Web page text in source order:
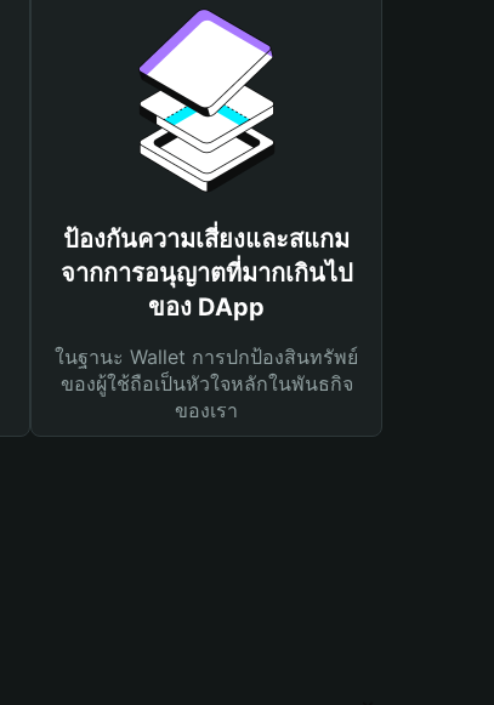
ป้องกันความเสี่ยงและสแกม
จากการอนุญาตที่มากเกินไป
ของ DApp
ในฐานะ Wallet การปกป้องสินทรัพย์
ของผู้ใช้ถือเป็นหัวใจหลักในพันธกิจ
ของเรา